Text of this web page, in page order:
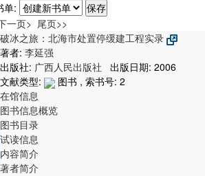
单:
一页> 尾页>>
破冰之旅：北海市处置停缓建工程实录
著者: 李延强
出版社: 广西人民出版社
出版日期: 2006
文献类型:
图书 , 索书号: 2
在馆信息
图书信息概览
图书目录
试读信息
内容简介
著者简介